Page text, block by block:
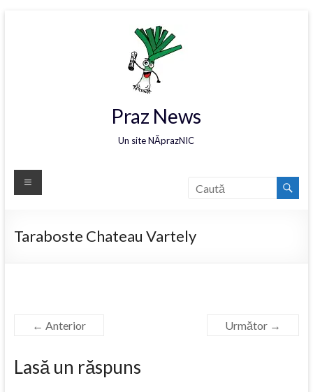
Praz News
Un site NĂprazNIC
Taraboste Chateau Vartely
← Anterior Următor →
Lasă un răspuns